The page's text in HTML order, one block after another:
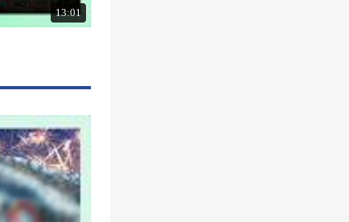
13:01